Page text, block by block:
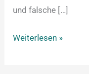
und falsche […]
Weiterlesen »